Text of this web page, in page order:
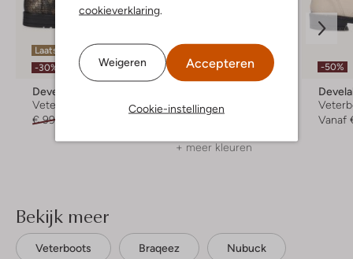
cookieverklaring
Weigeren Accepteren
Cookie-instellingen
Laatste item
-30%
Develab
Veterboots
€ 99,95
-50%
Chelsea boots
+ meer kleuren
-50%
Vanaf
Bekijk meer
Veterboots Braqeez Nubuck